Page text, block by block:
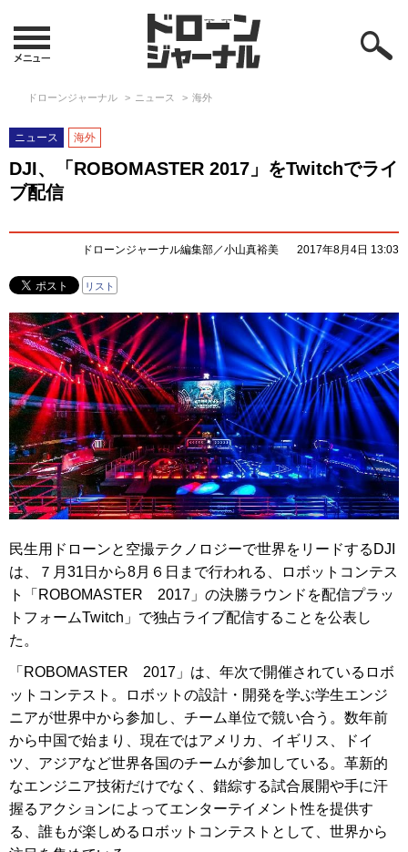
ドローンジャーナル ニュース 海外
ニュース 海外
DJI、「ROBOMASTER 2017」をTwitchでライ
ブ配信
ドローンジャーナル編集部／小山真裕美 2017年8月4日 13:03
リスト
民生用ドローンと空撮テクノロジーで世界をリードするDJI
は、７月31日から8月６日まで行われる、ロボットコンテス
ト「ROBOMASTER 2017」の決勝ラウンドを配信プラッ
トフォームTwitch」で独占ライブ配信することを公表し
た。
「ROBOMASTER 2017」は、年次で開催されているロボ
ットコンテスト。ロボットの設計・開発を学ぶ学生エンジ
ニアが世界中から参加し、チーム単位で競い合う。数年前
から中国で始まり、現在ではアメリカ、イギリス、ドイ
ツ、アジアなど世界各国のチームが参加している。革新的
なエンジニア技術だけでなく、錯綜する試合展開や手に汗
握るアクションによってエンターテイメント性を提供す
る、誰もが楽しめるロボットコンテストとして、世界から